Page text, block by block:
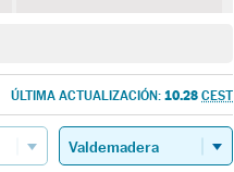
ÚLTIMA ACTUALIZACIÓN: 10.28 CEST